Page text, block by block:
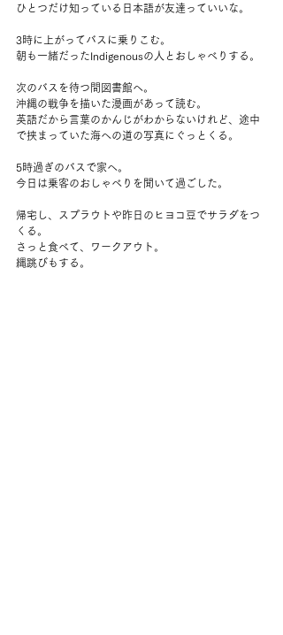
ひとつだけ知っている日本語が友達っていいな。
3時に上がってバスに乗りこむ。
朝も一緒だったIndigenousの人とおしゃべりする。
次のバスを待つ間図書館へ。
沖縄の戦争を描いた漫画があって読む。
英語だから言葉のかんじがわからないけれど、途中
で挟まっていた海への道の写真にぐっとくる。
5時過ぎのバスで家へ。
今日は乗客のおしゃべりを聞いて過ごした。
帰宅し、スプラウトや昨日のヒヨコ豆でサラダをつ
くる。
さっと食べて、ワークアウト。
縄跳びもする。